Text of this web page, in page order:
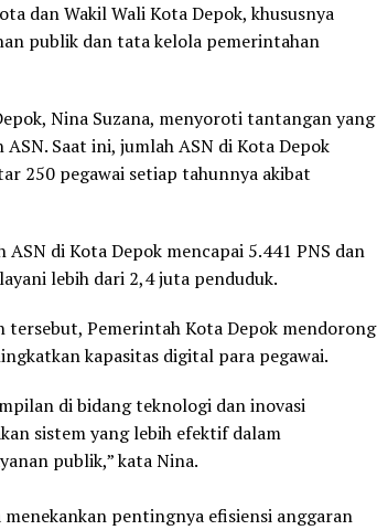
dan Wakil Wali Kota Depok, khususnya
publik dan tata kelola pemerintahan
Nina Suzana, menyoroti tantangan yang
Saat ini, jumlah ASN di Kota Depok
250 pegawai setiap tahunnya akibat
di Kota Depok mencapai 5.441 PNS dan
lebih dari 2,4 juta penduduk.
Pemerintah Kota Depok mendorong
kapasitas digital para pegawai.
di bidang teknologi dan inovasi
sistem yang lebih efektif dalam
publik,” kata Nina.
menekankan pentingnya efisiensi anggaran